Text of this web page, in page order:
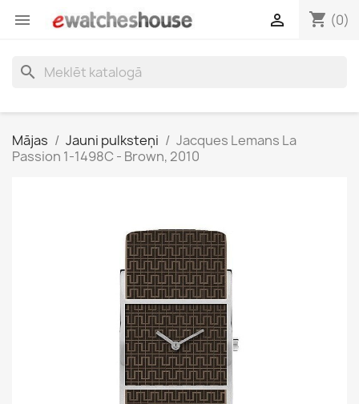
 shopping_cart (0)

search
Mājas Jauni pulksteņi
Jacques Lemans La
Passion 1-1498C - Brown, 2010